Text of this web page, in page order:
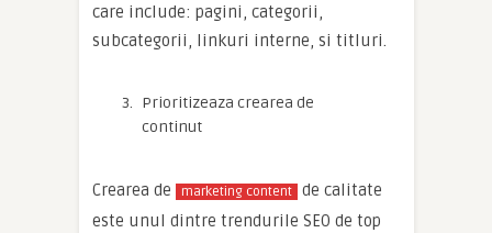
care include: pagini, categorii,
subcategorii, linkuri interne, si titluri.
Prioritizeaza crearea de
continut
Crearea de marketing content de calitate
este unul dintre trendurile SEO de top